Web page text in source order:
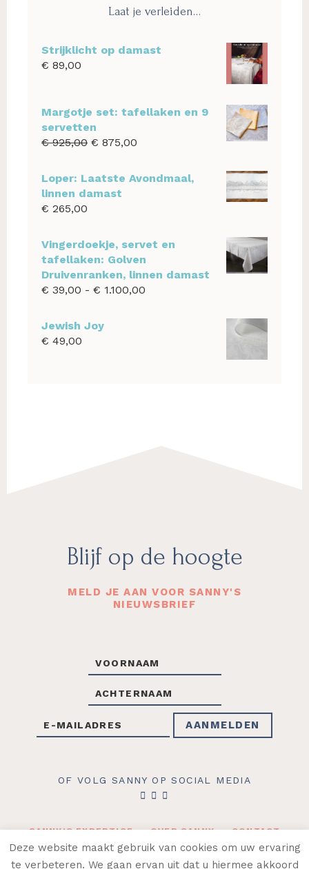
Laat je verleiden…
Strijklicht op damast
€ 89,00
Margotje set: tafellaken en 9
servetten
€925,00 Oorspronkelijke
was:
€ 925,00.
€ 875,00
Loper: Laatste Avondmaal,
linnen damast
€ 265,00
Vingerdoekje, servet en
tafellaken: Golven
Druivenranken, linnen damast
€ 39,00 - € 1.100,00
Jewish Joy
€ 49,00
FooterBlijf op de hoogte
MELD JE AAN VOOR SANNY'S
NIEUWSBRIEF
OF VOLG SANNY OP SOCIAL MEDIA
SANNY’S EXPERTISE OVER SANNY
CONTACT
WEBLOG
WEBSHOP
Deze website maakt gebruik van cookies om uw ervaring
te verbeteren. We gaan ervan uit dat u hiermee akkoord